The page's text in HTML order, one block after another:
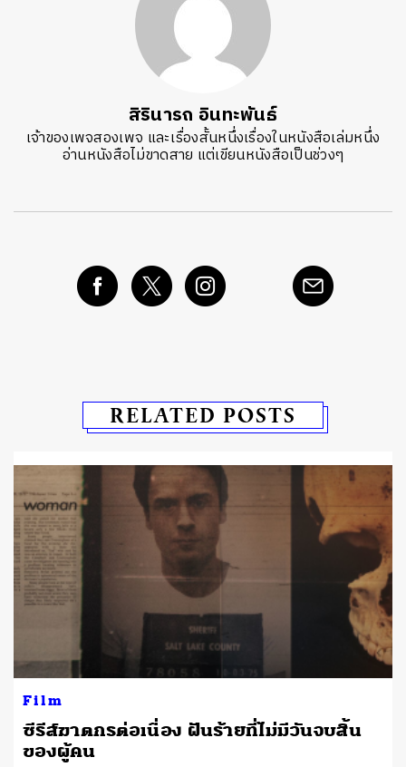
สิรินารถ อินทะพันธ์
เจ้าของเพจสองเพจ และเรื่องสั้นหนึ่งเรื่องในหนังสือเล่มหนึ่ง
อ่านหนังสือไม่ขาดสาย แต่เขียนหนังสือเป็นช่วงๆ
RELATED POSTS
Film
ซีรีส์ฆาตกรต่อเนื่อง ฝันร้ายที่ไม่มีวันจบสิ้น
ของผู้คน